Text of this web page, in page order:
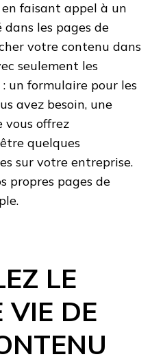
faisant appel à un
les pages de
votre contenu dans
seulement les
un formulaire pour les
avez besoin, une
vous offrez
quelques
sur votre entreprise.
propres pages de
LE
VIE DE